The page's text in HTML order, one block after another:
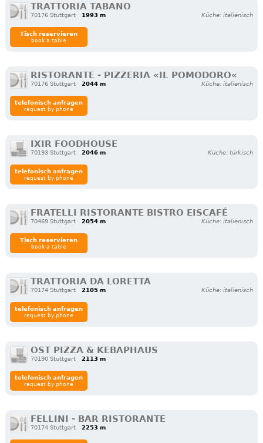
TRATTORIA TABANO
70176 Stuttgart 1993 m Küche: italienisch
Tisch reservieren
book a table
RISTORANTE - PIZZERIA «IL POMODORO«
70176 Stuttgart 2044 m Küche: italienisch
telefonisch anfragen
request by phone
IXIR FOODHOUSE
70193 Stuttgart 2046 m Küche: türkisch
telefonisch anfragen
request by phone
FRATELLI RISTORANTE BISTRO EISCAFÉ
70469 Stuttgart 2054 m Küche: italienisch
Tisch reservieren
book a table
TRATTORIA DA LORETTA
70174 Stuttgart 2105 m Küche: italienisch
telefonisch anfragen
request by phone
OST PIZZA & KEBAPHAUS
70190 Stuttgart 2113 m
telefonisch anfragen
request by phone
FELLINI - BAR RISTORANTE
70174 Stuttgart 2253 m